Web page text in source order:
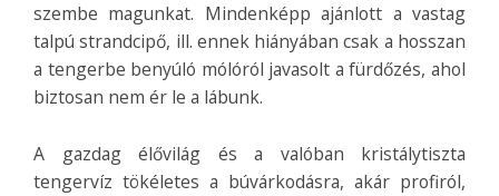
szembe magunkat. Mindenképp ajánlott a vastag
talpú strandcipő, ill. ennek hiányában csak a hosszan
a tengerbe benyúló mólóról javasolt a fürdőzés, ahol
biztosan nem ér le a lábunk.
A gazdag élővilág és a valóban kristálytiszta
tengervíz tökéletes a búvárkodásra, akár profiról,